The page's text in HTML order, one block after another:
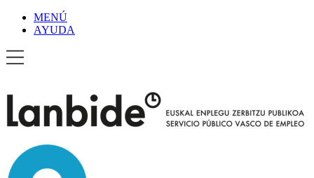
MENÚ
AYUDA